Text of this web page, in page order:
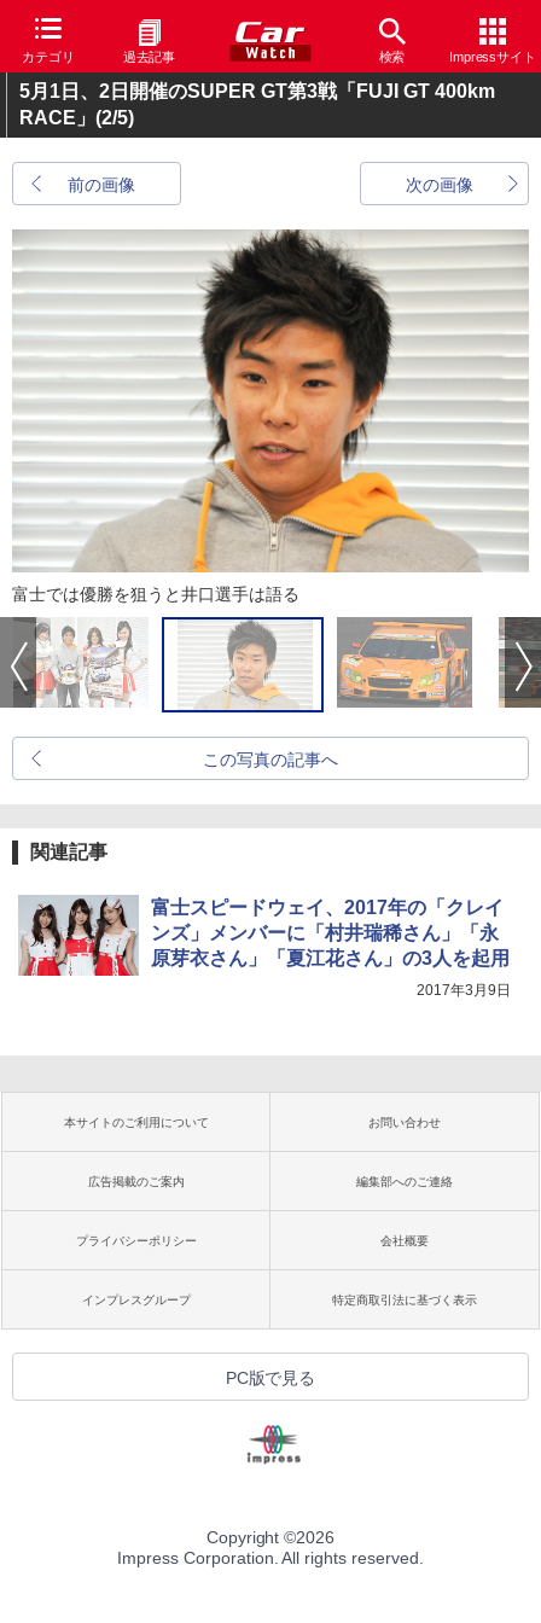
カテゴリ 過去記事 検索 Impressサイト
5月1日、2日開催のSUPER GT第3戦「FUJI GT 400km
RACE」 (2/5)
前の画像 次の画像
富士では優勝を狙うと井口選手は語る
この写真の記事へ
関連記事
富士スピードウェイ、2017年の「クレイ
ンズ」メンバーに「村井瑞稀さん」「永
原芽衣さん」「夏江花さん」の3人を起用
2017年3月9日
本サイトのご利用について お問い合わせ
広告掲載のご案内 編集部へのご連絡
プライバシーポリシー 会社概要
インプレスグループ 特定商取引法に基づく表示
PC版で見る
Copyright ©2026
Impress Corporation. All rights reserved.